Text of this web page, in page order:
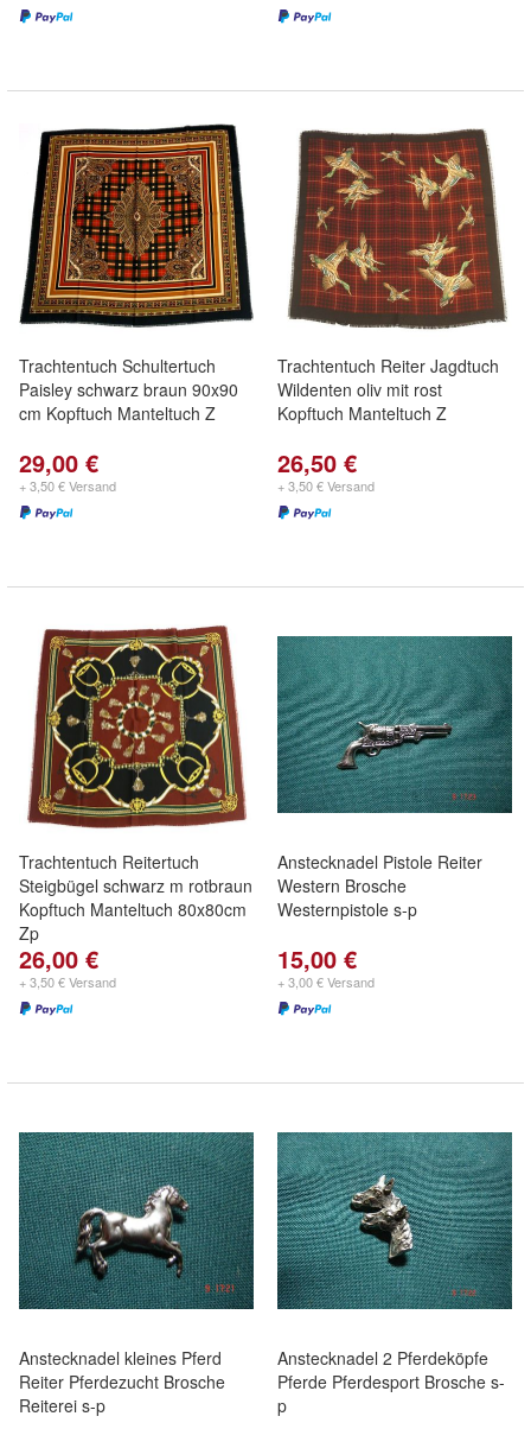
Trachtentuch Schultertuch
Paisley schwarz braun 90x90
cm Kopftuch Manteltuch Z
29,00 €
+ 3,50 € Versand
Trachtentuch Reiter Jagdtuch
Wildenten oliv mit rost
Kopftuch Manteltuch Z
26,50 €
+ 3,50 € Versand
Trachtentuch Reitertuch
Steigbügel schwarz m rotbraun
Kopftuch Manteltuch 80x80cm
Zp
26,00 €
+ 3,50 € Versand
Anstecknadel Pistole Reiter
Western Brosche
Westernpistole s-p
15,00 €
+ 3,00 € Versand
Anstecknadel kleines Pferd
Reiter Pferdezucht Brosche
Reiterei s-p
Anstecknadel 2 Pferdeköpfe
Pferde Pferdesport Brosche s-
p